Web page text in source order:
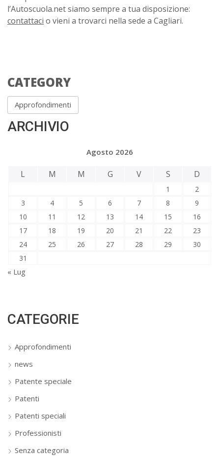
l’Autoscuola.net siamo sempre a tua disposizione:
contattaci o vieni a trovarci nella sede a Cagliari.
CATEGORY
Approfondimenti
ARCHIVIO
Agosto 2026
L M M G V S D
1
2
3
4 5 6 7 8
9
10
11 12 13 14 15
16
17
18 19 20 21 22
23
24
25 26 27 28 29
30
31
« Lug
CATEGORIE
Approfondimenti
news
Patente speciale
Patenti
Patenti speciali
Professionisti
Senza categoria